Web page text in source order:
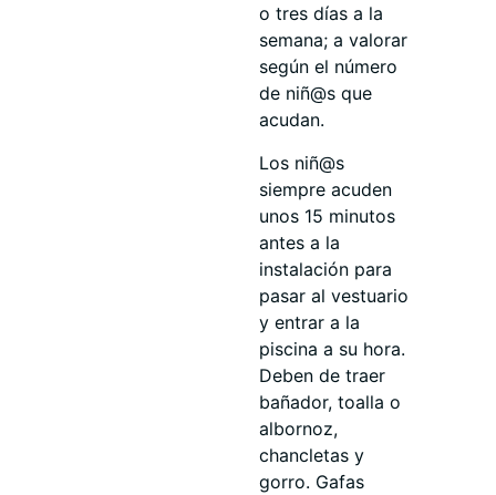
o tres días a la
semana; a valorar
según el número
de niñ@s que
acudan.
Los niñ@s
siempre acuden
unos 15 minutos
antes a la
instalación para
pasar al vestuario
y entrar a la
piscina a su hora.
Deben de traer
bañador, toalla o
albornoz,
chancletas y
gorro. Gafas